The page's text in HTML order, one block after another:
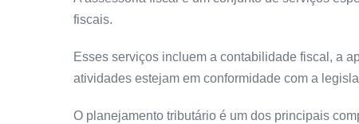
fiscais.
Esses serviços incluem a contabilidade fiscal, a
atividades estejam em conformidade com a
O planejamento tributário é um dos principais